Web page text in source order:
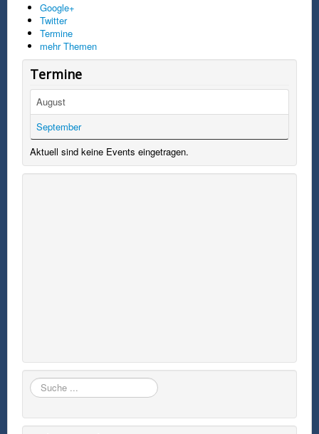
Google+
Twitter
Termine
mehr Themen
Termine
August
September
Aktuell sind keine Events eingetragen.
Suchen